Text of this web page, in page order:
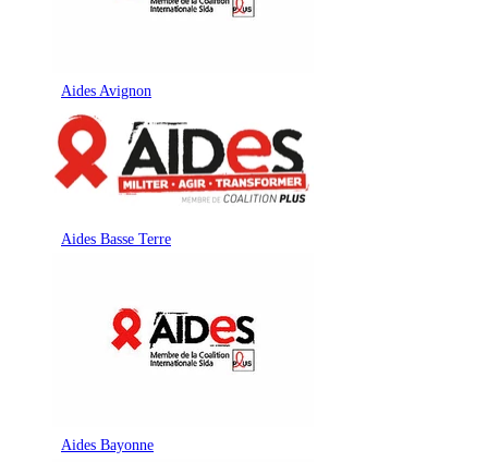
Aides Avignon
Aides Basse Terre
Aides Bayonne